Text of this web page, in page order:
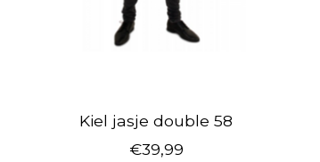
Kiel jasje double 58
€39,99